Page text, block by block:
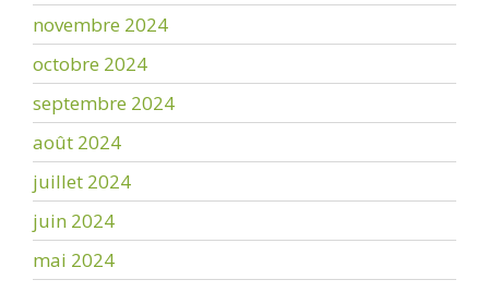
novembre 2024
octobre 2024
septembre 2024
août 2024
juillet 2024
juin 2024
mai 2024